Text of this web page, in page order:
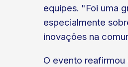
equipes. "Foi uma
especialmente
inovações na
O evento